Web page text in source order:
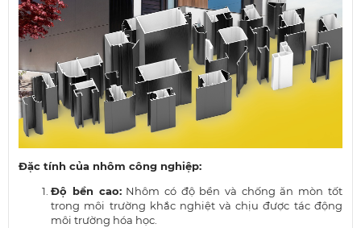
Đặc tính của nhôm công nghiệp:
Độ bền cao:Nhôm có độ bền và chống ăn mòn tốt
trong môi trường khắc nghiệt và chịu được tác động
môi trường hóa học.